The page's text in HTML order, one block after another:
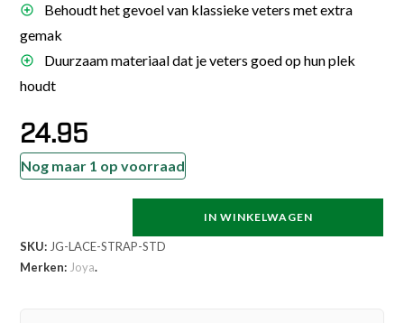
Behoudt het gevoel van klassieke veters met extra
gemak
Duurzaam materiaal dat je veters goed op hun plek
houdt
24.95
Nog maar 1 op voorraad
Lace
Converter
IN WINKELWAGEN
SKU: JG-LACE-STRAP-STD
Merken: Joya.